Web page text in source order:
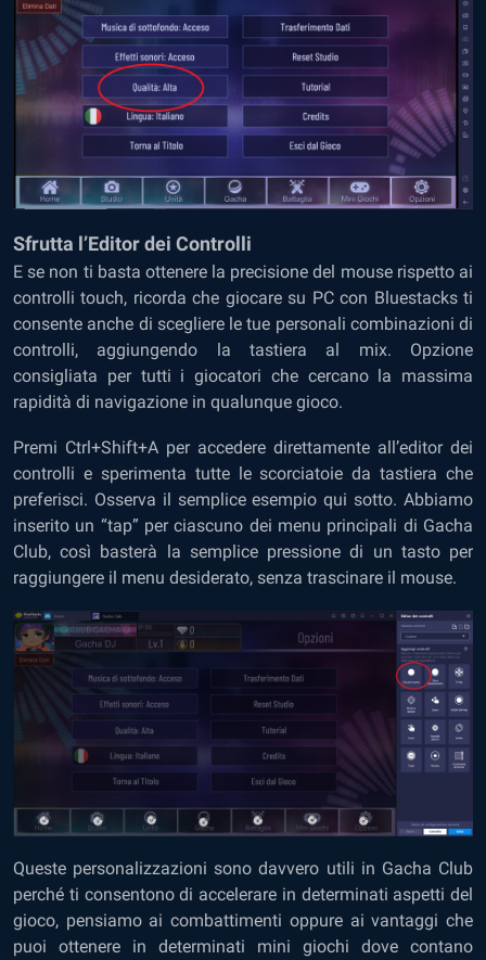
Sfrutta l’Editor dei Controlli
E se non ti basta ottenere la precisione del mouse rispetto ai
controlli touch, ricorda che giocare su PC con Bluestacks ti
consente anche di scegliere le tue personali combinazioni di
controlli, aggiungendo la tastiera al mix. Opzione
consigliata per tutti i giocatori che cercano la massima
rapidità di navigazione in qualunque gioco.
Premi Ctrl+Shift+A per accedere direttamente all’editor dei
controlli e sperimenta tutte le scorciatoie da tastiera che
preferisci. Osserva il semplice esempio qui sotto. Abbiamo
inserito un “tap” per ciascuno dei menu principali di Gacha
Club, così basterà la semplice pressione di un tasto per
raggiungere il menu desiderato, senza trascinare il mouse.
Queste personalizzazioni sono davvero utili in Gacha Club
perché ti consentono di accelerare in determinati aspetti del
gioco, pensiamo ai combattimenti oppure ai vantaggi che
puoi ottenere in determinati mini giochi dove contano